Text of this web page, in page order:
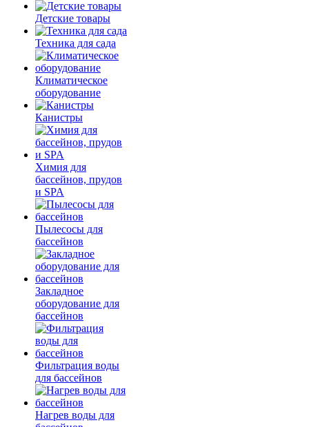
Детские товары
Техника для сада
Климатическое
оборудование
Канистры
Химия для
бассейнов, прудов
и SPA
Пылесосы для
бассейнов
Закладное
оборудование для
бассейнов
Фильтрация воды
для бассейнов
Нагрев воды для